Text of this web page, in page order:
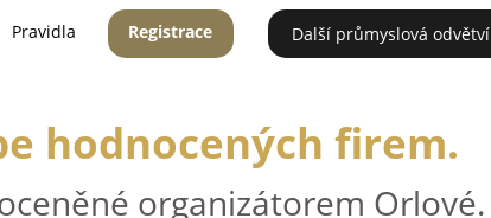
Pravidla Registrace Další průmyslová odvětví
hodnocených firem.
organizátorem Orlové.